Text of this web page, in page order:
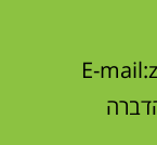
E-mail: